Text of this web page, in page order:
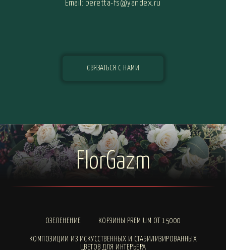
Email: beretta-fs@yandex.ru
СВЯЗАТЬСЯ С НАМИ
FlorGazm
ОЗЕЛЕНЕНИЕ КОРЗИНЫ PREMIUM ОТ 15000
КОМПОЗИЦИИ ИЗ ИСКУССТВЕННЫХ И СТАБИЛИЗИРОВАННЫХ
ЦВЕТОВ ДЛЯ ИНТЕРЬЕРА